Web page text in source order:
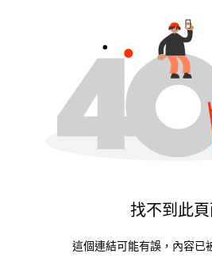
找不到此
這個連結可能有誤，內容已